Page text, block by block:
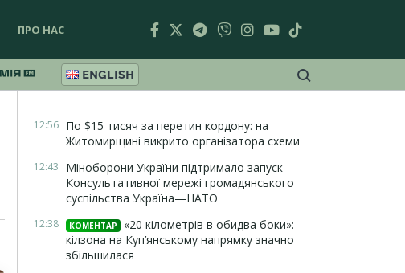
ПРО НАС
ENGLISH
12:56 По $15 тисяч за перетин кордону: на
Житомирщині викрито організатора схеми
12:43
Міноборони України підтримало запуск
Консультативної мережі громадянського
суспільства Україна—НАТО
12:38 КОМЕНТАР
«20 кілометрів в обидва боки»:
кілзона на Куп’янському напрямку значно
збільшилася